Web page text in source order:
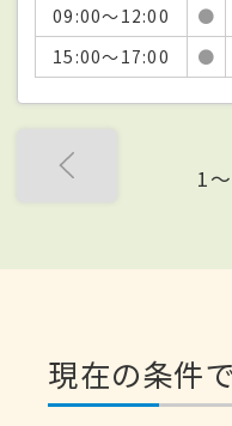
09:00～12:00
●
15:00～17:00
●
1
現在の条件